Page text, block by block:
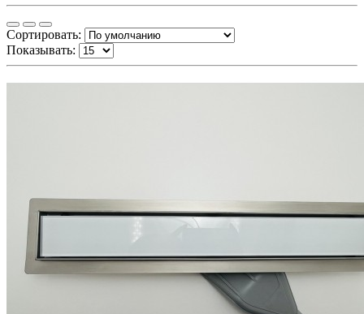
Сортировать:
Показывать: